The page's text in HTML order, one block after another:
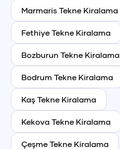
Marmaris Tekne Kiralama
Fethiye Tekne Kiralama
Bozburun Tekne Kiralama
Bodrum Tekne Kiralama
Kaş Tekne Kiralama
Kekova Tekne Kiralama
Çeşme Tekne Kiralama